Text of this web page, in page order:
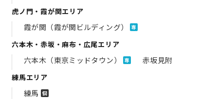
虎ノ門・霞が関エリア
霞が関（霞が関ビルディング） 専
六本木・赤坂・麻布・広尾エリア
六本木（東京ミッドタウン） 専 赤坂見附
練馬エリア
練馬 個